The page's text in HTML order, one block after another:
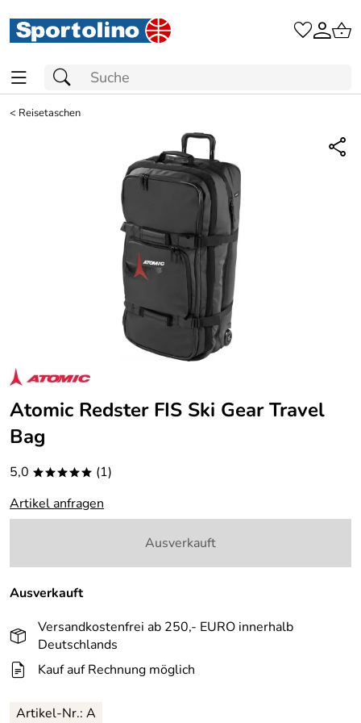
< Reisetaschen
Atomic Redster FIS Ski Gear Travel
Bag
5,0 ***** (1)
Artikel anfragen
Ausverkauft
Ausverkauft
Versandkostenfrei ab 250,- EURO innerhalb
Deutschlands
Kauf auf Rechnung möglich
Artikel-Nr.: A